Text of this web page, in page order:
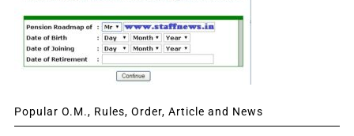
Popular O.M., Rules, Order, Article and News